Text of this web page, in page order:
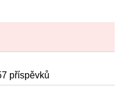
příspěvků